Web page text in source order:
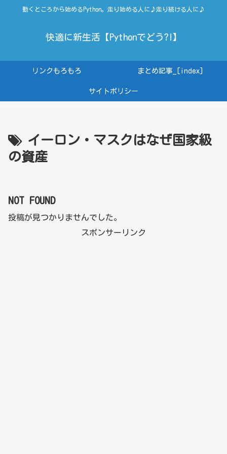
動くところから始めるPython。走り始める人に♪走り続ける人に♪
快適に新生活【Pythonでどう?!】
リンクもろもろ まとめ記事_[index]
サイトポリシー
イーロン・マスクはなぜ国家級
の資産
NOT FOUND
投稿が見つかりませんでした。
スポンサーリンク